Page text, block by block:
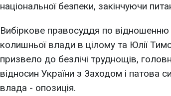
національної безпеки, закінчуючи
Вибіркове правосуддя по відношенню
колишньої влади в цілому та Юлії
призвело до безлічі труднощів,
відносин України з Заходом і патова
влада - опозиція.